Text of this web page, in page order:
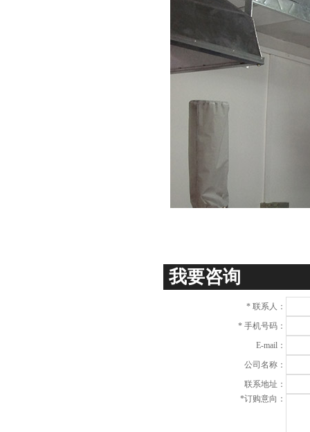
我要咨询
* 联系人：
* 手机号码：
E-mail：
公司名称：
联系地址：
*订购意向：